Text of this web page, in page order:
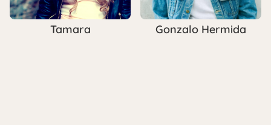
Tamara Gonzalo Hermida